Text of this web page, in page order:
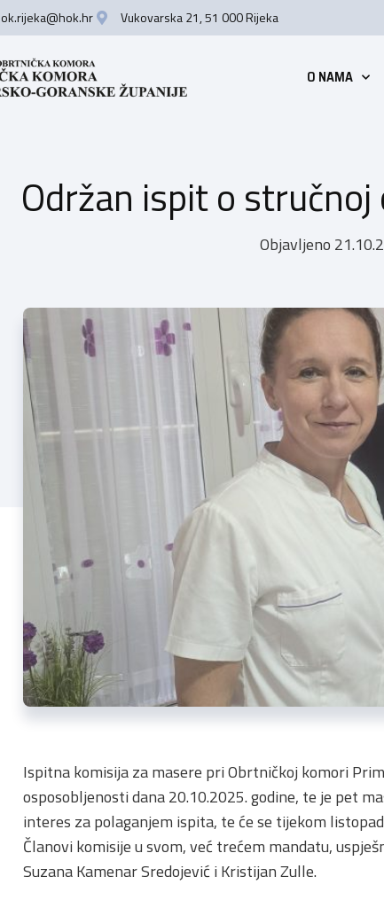
ok.rijeka@hok.hr Vukovarska 21, 51 000 Rijeka
O NAMA
Održan ispit o
Objavljeno
Ispitna komisija za masere pri Obrtničkoj komori
osposobljenosti dana 20.10.2025. godine, te je pet
interes za polaganjem ispita, te će se tijekom
Članovi komisije u svom, već trećem mandatu,
Suzana Kamenar Sredojević i Kristijan Zulle.